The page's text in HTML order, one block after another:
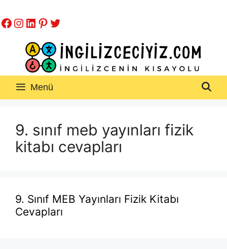
atla
Facebook
Instagram
LinkedIn
Pinterest
Twitter
Menü
9. sınıf meb yayınları fizik
kitabı cevapları
9. Sınıf MEB Yayınları Fizik Kitabı
Cevapları